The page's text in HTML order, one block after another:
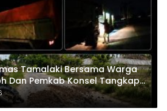
Tamalaki Bersama Warga
Dan Pemkab Konsel Tangkap
Cangkang Sawit Overload,
Melintas Jalan Umum